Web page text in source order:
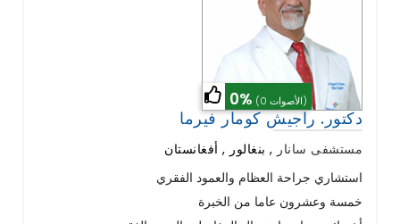
0% (0 الأصوات)
دكتور. راجيش كومار فيرما
مستشفى سانار , بنغالور , أفغانستان
استشاري جراحة العظام والعمود الفقري
خمسة وعشرون عاما من الخبرة